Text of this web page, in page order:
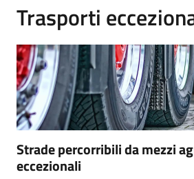
Trasporti
Strade percorribili da mezzi
eccezionali